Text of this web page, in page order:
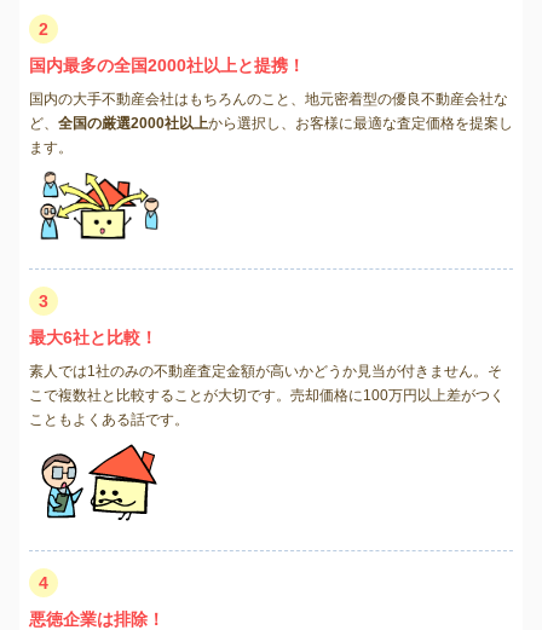
2
国内最多の全国2000社以上と提携！
国内の大手不動産会社はもちろんのこと、地元密着型の優良不動産会社な
ど、 全国の厳選2000社以上から選択し、お客様に最適な査定価格を提案し
ます。
3
最大6社と比較！
素人では1社のみの不動産査定金額が高いかどうか見当が付きません。そ
こで複数社と比較することが大切です。売却価格に100万円以上差がつく
こともよくある話です。
4
悪徳企業は排除！